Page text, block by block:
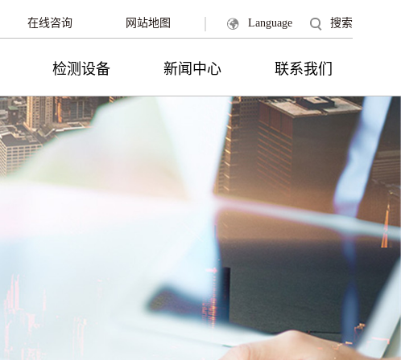
在线咨询 网站地图 | Language 搜索
检测设备 新闻中心 联系我们